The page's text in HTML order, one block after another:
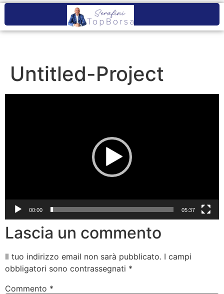
Untitled-Project
00:00 05:37
Lascia un commento
Il tuo indirizzo email non sarà pubblicato. I campi
obbligatori sono contrassegnati *
Commento *